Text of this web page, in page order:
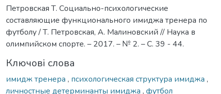
Петровская Т. Социально-психологические
составляющие функционального имиджа тренера по
футболу / Т. Петровская, А. Малиновский // Наука в
олимпийском спорте. – 2017. – № 2. – С. 39 - 44.
Ключові слова
имидж тренера , психологическая структура имиджа ,
личностные детерминанты имиджа , футбол